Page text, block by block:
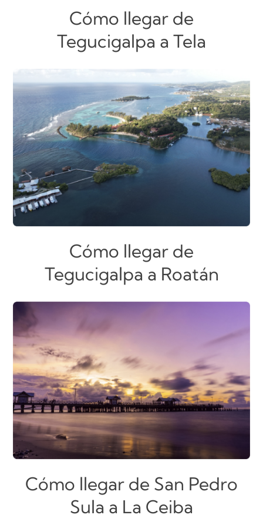
Cómo llegar de
Tegucigalpa a Tela
Cómo llegar de
Tegucigalpa a Roatán
Cómo llegar de San Pedro
Sula a La Ceiba